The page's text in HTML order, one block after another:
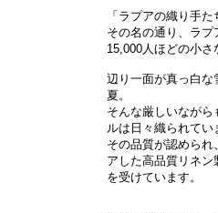
「ラプアの織り手
その名の通り、ラ
15,000人ほどの小さ
辺り一面が真っ白な
夏。
そんな厳しいなが
ルは日々織られてい
その品質が認められ
アした高品質リネ
を受けています。